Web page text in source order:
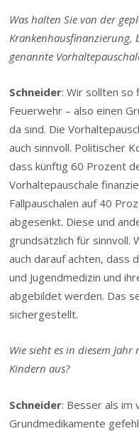
Was halten Sie von der
Krankenhausfinanzierung,
genannte
Schneider: Wir sollten so
Feuerwehr – also einen
da sind. Die
auch sinnvoll. Politischer
dass künftig 60 Prozent
Vorhaltepauschale
Fallpauschalen auf 40
abgesenkt. Diese und
grundsätzlich für sinnvoll.
auch darauf achten, dass
und Jugendmedizin und
abgebildet werden. Das
sichergestellt.
Wie sieht es in diesem
Kindern aus?
Schneider: Besser als im
Grundmedikamente